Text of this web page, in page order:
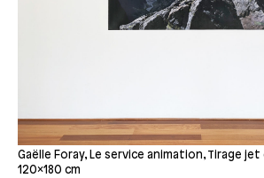
Gaëlle Foray, Le service animation, Tirage jet
120×180 cm